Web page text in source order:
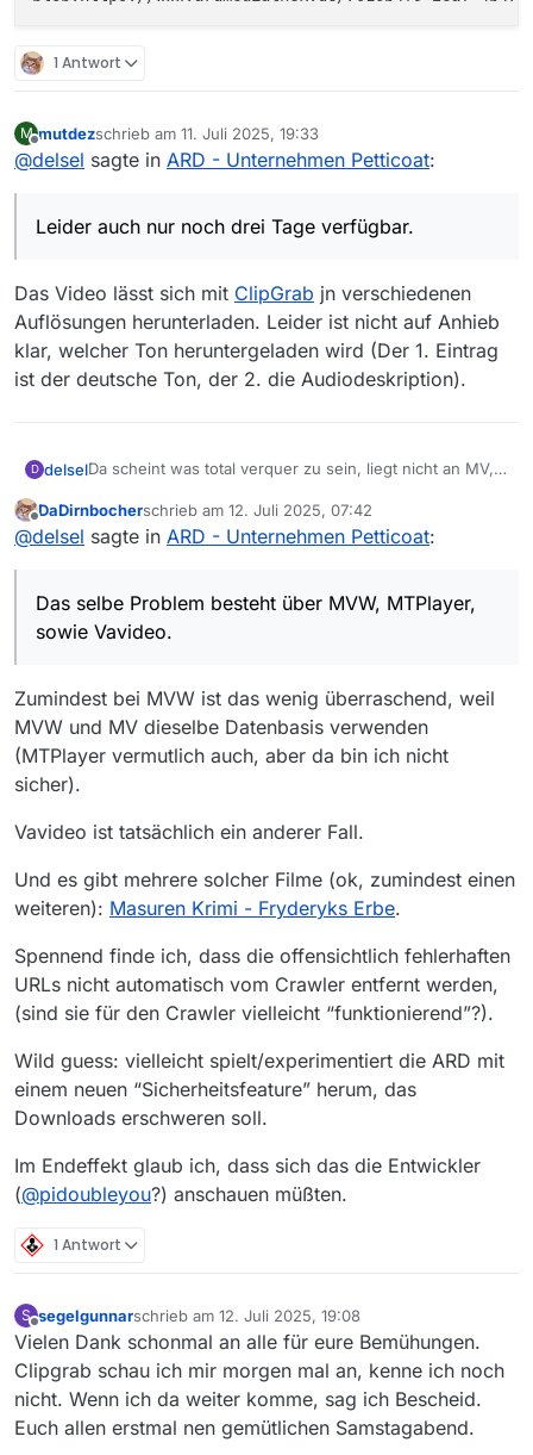
1 Antwort
M
Offline
mutdezschrieb am 11. Juli 2025, 19:33
zuletzt editiert von
@delsel sagte in ARD - Unternehmen Petticoat:
Leider auch nur noch drei Tage verfügbar.
Das Video lässt sich mit ClipGrab jn verschiedenen
Auflösungen herunterladen. Leider ist nicht auf Anhieb
klar, welcher Ton heruntergeladen wird (Der 1. Eintrag
ist der deutsche Ton, der 2. die Audiodeskription).
D delselDa scheint was total verquer zu sein, liegt nicht an MV,
Das selbe Problem besteht über MVW, MTPlayer, sowie
Vavideo.
Leider auch nur noch drei Tage verfügbar.
selbst aufrufen will.
Offline
DaDirnbocherschrieb am 12. Juli 2025, 07:42
zuletzt editiert von
@delsel sagte in ARD - Unternehmen Petticoat:
Das selbe Problem besteht über MVW, MTPlayer,
sowie Vavideo.
Zumindest bei MVW ist das wenig überraschend, weil
MVW und MV dieselbe Datenbasis verwenden
(MTPlayer vermutlich auch, aber da bin ich nicht
sicher).
Vavideo ist tatsächlich ein anderer Fall.
Und es gibt mehrere solcher Filme (ok, zumindest einen
weiteren): Masuren Krimi - Fryderyks Erbe.
Spennend finde ich, dass die offensichtlich fehlerhaften
URLs nicht automatisch vom Crawler entfernt werden,
(sind sie für den Crawler vielleicht “funktionierend”?).
Wild guess: vielleicht spielt/experimentiert die ARD mit
einem neuen “Sicherheitsfeature” herum, das
Downloads erschweren soll.
Im Endeffekt glaub ich, dass sich das die Entwickler
(@pidoubleyou?) anschauen müßten.
1 Antwort
S
Offline
segelgunnarschrieb am 12. Juli 2025, 19:08
zuletzt editiert von
Vielen Dank schonmal an alle für eure Bemühungen.
Clipgrab schau ich mir morgen mal an, kenne ich noch
nicht. Wenn ich da weiter komme, sag ich Bescheid.
Euch allen erstmal nen gemütlichen Samstagabend.